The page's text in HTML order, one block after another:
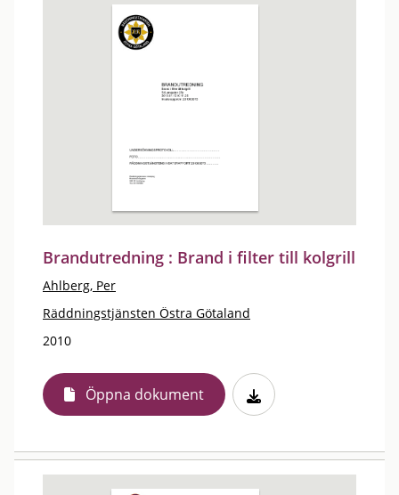
Brandutredning : Brand i filter till kolgrill
Ahlberg, Per
Räddningstjänsten Östra Götaland
2010
Öppna dokument